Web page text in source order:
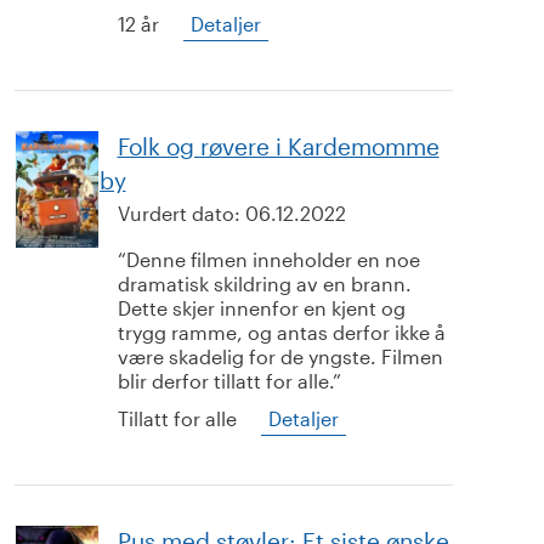
12 år
Detaljer
Folk og røvere i Kardemomme
by
Vurdert dato: 06.12.2022
Denne filmen inneholder en noe
dramatisk skildring av en brann.
Dette skjer innenfor en kjent og
trygg ramme, og antas derfor ikke å
være skadelig for de yngste. Filmen
blir derfor tillatt for alle.
Tillatt for alle
Detaljer